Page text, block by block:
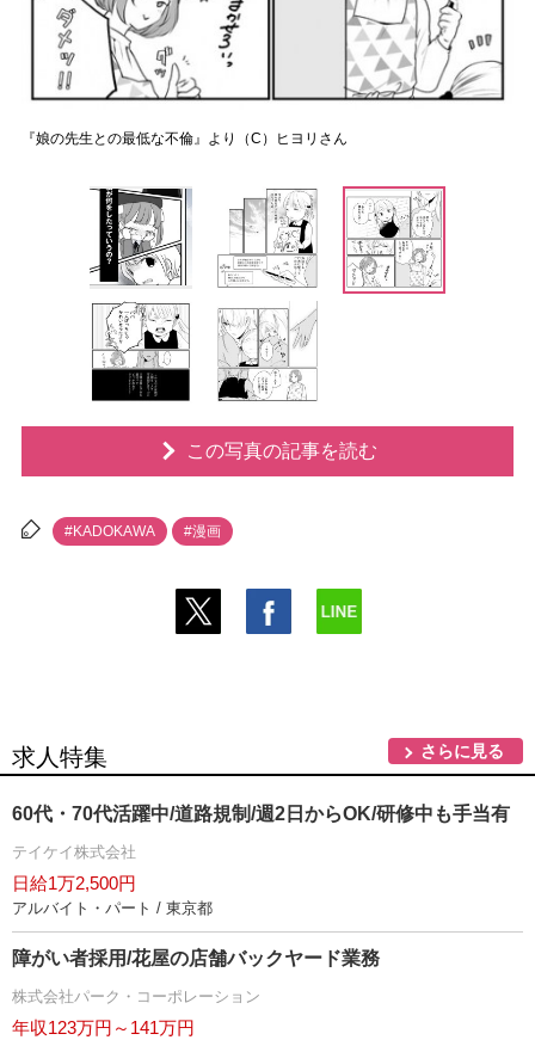
『娘の先生との最低な不倫』より（C）ヒヨリさん
この写真の記事を読む
#KADOKAWA #漫画
求人特集 さらに見る
60代・70代活躍中/道路規制/週2日からOK/研修中も手当有
テイケイ株式会社
日給1万2,500円
アルバイト・パート / 東京都
障がい者採用/花屋の店舗バックヤード業務
株式会社パーク・コーポレーション
年収123万円～141万円